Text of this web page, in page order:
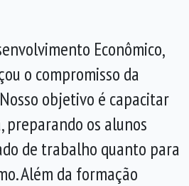
Econômico,
o compromisso da
objetivo é capacitar
os alunos
de trabalho quanto para
Além da formação